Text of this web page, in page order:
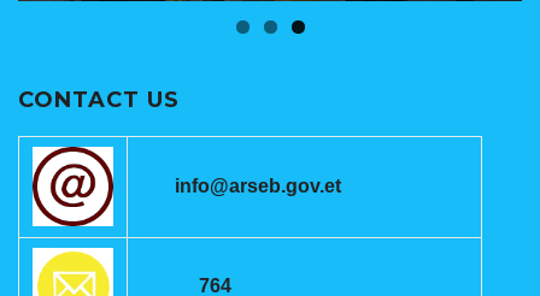
CONTACT US
info@arseb.gov.et
764